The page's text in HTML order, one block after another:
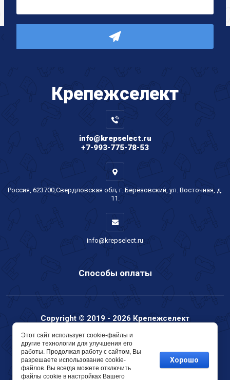
Крепежселект
info@krepselect.ru
+7-993-775-78-53
Россия, 623700,Свердловская обл; г. Берёзовский, ул. Восточная, д.
11.
info@krepselect.ru
Способы оплаты
Copyright © 2019 - 2026 Крепежселект
Мегагрупп.ру
Этот сайт использует cookie-файлы и
другие технологии для улучшения его
работы. Продолжая работу с сайтом, Вы
разрешаете использование cookie-
файлов. Вы всегда можете отключить
файлы cookie в настройках Вашего
Хорошо